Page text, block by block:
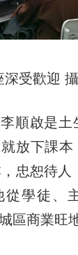
深受歡迎
啟是土
放下課
忠恕待人
學徒、
區商業旺